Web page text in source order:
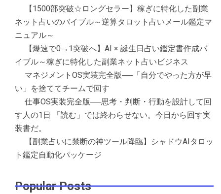
【1500部突破☆ロングセラー】稼ぎに特化した副業
ネット占いのバイブル～逆算タロット占いメール鑑定マ
ニュアル～
【爆速で0→1突破へ】AI × 誕生日占い鑑定書作成バ
イブル～稼ぎに特化した副業ネット占いビジネス
マネジメントOS実装完全版──「自分でやった方が早
い」を捨ててチームで回す
仕事OS実装完全版──思考・判断・行動を設計して回
す人の1日 「読む」では終わらせない。今日から回す実
装書だ。
【副業占いに禁断の神ツール降臨】シャドウAIタロッ
ト鑑定自動化パッケージ
Popular Posts